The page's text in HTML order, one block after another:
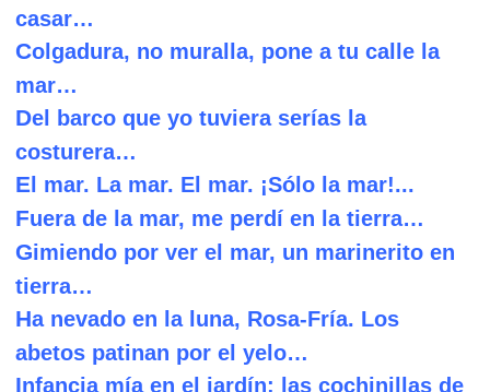
casar…
Colgadura, no muralla, pone a tu calle la
mar…
Del barco que yo tuviera serías la
costurera…
E l mar. La mar. El mar. ¡Sólo la mar!...
Fuera de la mar, me perdí en la tierra…
Gimiendo por ver el mar, un marinerito en
tierra…
Ha nevado en la luna, Rosa-Fría. Los
abetos patinan por el yelo…
Infancia mía en el jardín: las cochinillas de